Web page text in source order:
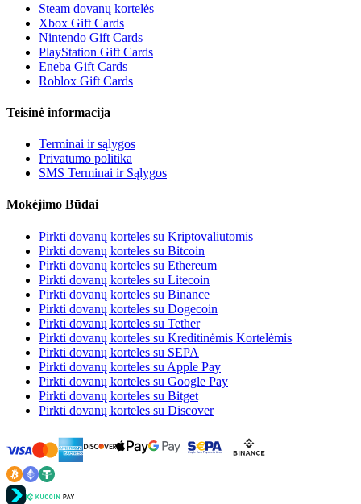
Steam dovanų kortelės
Xbox Gift Cards
Nintendo Gift Cards
PlayStation Gift Cards
Eneba Gift Cards
Roblox Gift Cards
Teisinė informacija
Terminai ir sąlygos
Privatumo politika
SMS Terminai ir Sąlygos
Mokėjimo Būdai
Pirkti dovanų korteles su Kriptovaliutomis
Pirkti dovanų korteles su Bitcoin
Pirkti dovanų korteles su Ethereum
Pirkti dovanų korteles su Litecoin
Pirkti dovanų korteles su Binance
Pirkti dovanų korteles su Dogecoin
Pirkti dovanų korteles su Tether
Pirkti dovanų korteles su Kreditinėmis Kortelėmis
Pirkti dovanų korteles su SEPA
Pirkti dovanų korteles su Apple Pay
Pirkti dovanų korteles su Google Pay
Pirkti dovanų korteles su Bitget
Pirkti dovanų korteles su Discover